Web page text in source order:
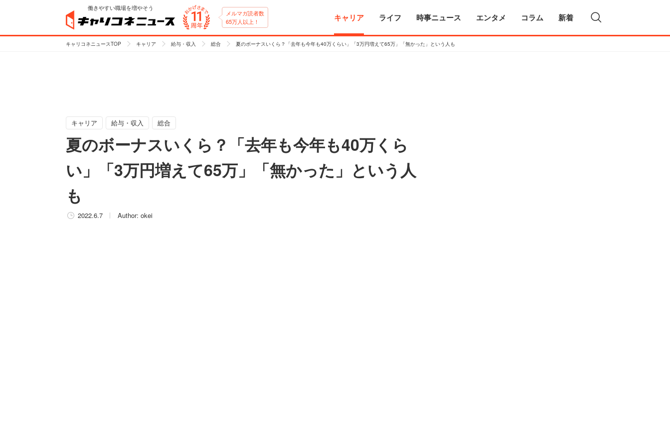
働きやすい職場を増やそう
メルマガ読者数
65万人以上！
キャリア ライフ 時事ニュース エンタメ コラム 新着
キャリコネニュースTOP キャリア 給与・収入 総合 夏のボーナスいくら？「去年も今年も40万くらい」「3万円増えて65万」「無かった」という人も
キャリア 給与・収入 総合
夏のボーナスいくら？「去年も今年も40万くら
い」「3万円増えて65万」「無かった」という人
も
2022.6.7 Author: okei